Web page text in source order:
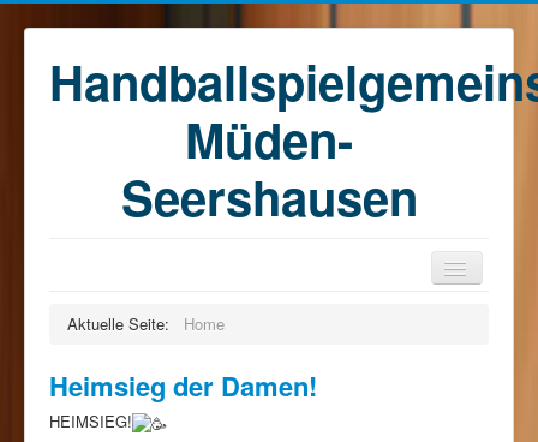
Müden-
Seershausen
Training
Kontakt
Aktuelle Seite: Home
Heimsieg der Damen!
HEIMSIEG!